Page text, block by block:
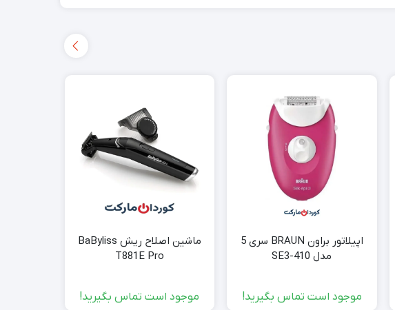
اپیلاتور براون BRAUN سری 5
مدل SE3-410
موجود است تماس بگیرید!
ماشین اصلاح ریش BaByliss
T881E Pro
موجود است تماس بگیرید!